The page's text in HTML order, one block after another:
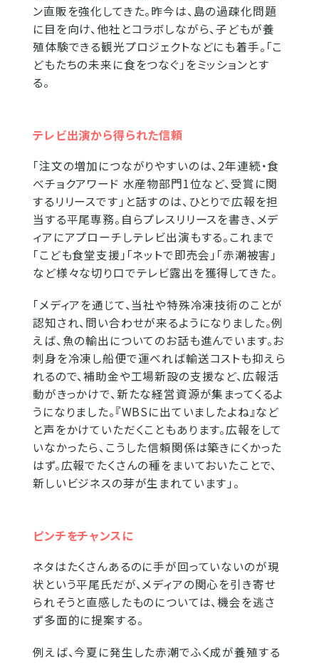
ン直販を強化してきた。昨今は、島の過疎化問題
に目を向け、他社とコラボしながら、子どもが養
殖体験できる観光プロジェクトなどにも着手。「こ
どもたちの未来に食をつなぐ」をミッションとす
る。
テレビ出演から得られた信頼
「注文の増加につながりやすいのは、2年連続・食
べチョクアワード 水産物部門1位など、受賞に関
するリリースです」と話すのは、ひとりで広報を担
当する平尾専務。自らプレスリリースを書き、メデ
ィアにアプローチしテレビ出演もする。これまで
「こども食堂支援」「ネットで即売会」「赤潮被害」
など様々な切り口でテレビ露出を獲得してきた。
「メディアを通じて、当社や特殊冷凍技術のことが
認知され、問い合わせが来るようになりました。例
えば、魚の輸出についてのお話も進んでいます。お
刺身を冷凍し船便で運べれば輸送コストも抑えら
れるので、補助金や工場新設の支援など、広報活
動がきっかけで、新たな経営資源が集まってくるよ
うになりました。『WBSに出ていましたよね』など
と声をかけていただくこともあります。広報をして
いなかったら、こうした信頼関係は築きにくかった
はず。広報でたくさんの種をまいておいたことで、
新しいビジネスの芽が生まれています」。
ピンチをチャンスに
ネタはたくさんあるのに手が回っていないのが現
状という平尾氏だが、メディアの関心を引き寄せ
られそうと直感したものについては、機会を逃さ
ず多面的に提案する。
例えば、今夏に発生した赤潮でふく成が養殖する